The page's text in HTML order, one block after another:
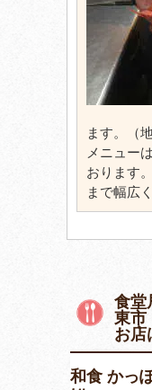
ます。（
メニュー
おります
まで幅広
食堂
東市
お店
和食 かっ